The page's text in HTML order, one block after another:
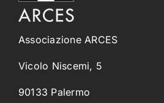
Associazione ARCES
Vicolo Niscemi, 5
90133 Palermo